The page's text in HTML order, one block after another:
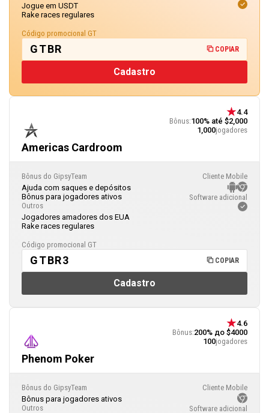
Americas Cardroom
4.4
Bônus:100% até $2,000
1,000jogadores
Bônus do GipsyTeam
Ajuda com saques e depósitos
Bônus para jogadores ativos
Outros
Jogadores amadores dos EUA
Rake races regulares
Cliente Mobile
Software adicional
Código promocional GT
GTBR3 COPIAR
Cadastro
Jogue em USDT
Rake races regulares
Código promocional GT
GTBR COPIAR
Cadastro
Phenom Poker
4.6
Bônus:200% до $4000
100jogadores
Bônus do GipsyTeam
Bônus para jogadores ativos
Outros
Cliente Mobile
Software adicional